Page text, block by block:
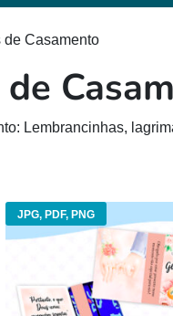
de
DE
BOLO
de Casamento
Lembrancinhas,
JPG, PDF, PNG